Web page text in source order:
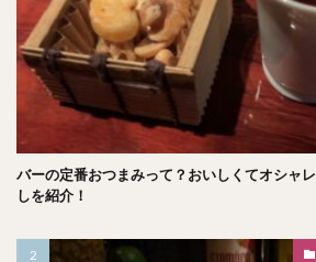
バーの定番おつまみって？おいしくてオシャ
しを紹介！